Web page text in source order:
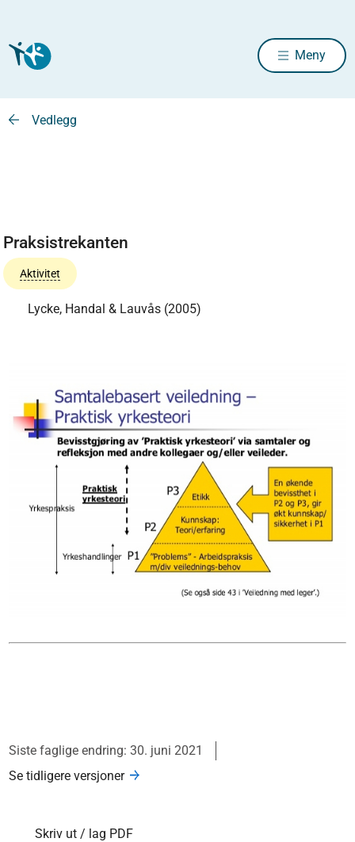
Meny
Vedlegg
Praksistrekanten
Aktivitet
Lycke, Handal & Lauvås (2005)
Siste faglige endring: 30. juni 2021
Se tidligere versjoner
Skriv ut / lag PDF